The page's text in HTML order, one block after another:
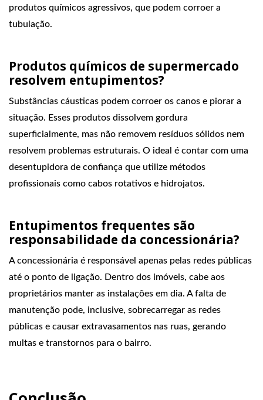
produtos químicos agressivos, que podem corroer a
tubulação.
Produtos químicos de supermercado
resolvem entupimentos?
Substâncias cáusticas podem corroer os canos e piorar a
situação. Esses produtos dissolvem gordura
superficialmente, mas não removem resíduos sólidos nem
resolvem problemas estruturais. O ideal é contar com uma
desentupidora de confiança que utilize métodos
profissionais como cabos rotativos e hidrojatos.
Entupimentos frequentes são
responsabilidade da concessionária?
A concessionária é responsável apenas pelas redes públicas
até o ponto de ligação. Dentro dos imóveis, cabe aos
proprietários manter as instalações em dia. A falta de
manutenção pode, inclusive, sobrecarregar as redes
públicas e causar extravasamentos nas ruas, gerando
multas e transtornos para o bairro.